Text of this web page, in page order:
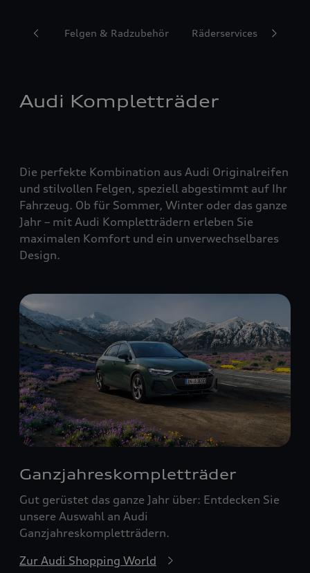
Reifen Felgen & Radzubehör Räderservices
Audi Kompletträder
Die perfekte Kombination aus Audi Originalreifen
und stilvollen Felgen, speziell abgestimmt auf Ihr
Fahrzeug. Ob für Sommer, Winter oder das ganze
Jahr – mit Audi Kompletträdern erleben Sie
maximalen Komfort und ein unverwechselbares
Design.
Ganzjahreskomplett­räder
Gut gerüstet das ganze Jahr über: Entdecken Sie
unsere Auswahl an Audi
Ganzjahreskompletträdern.
Zur Audi Shopping World